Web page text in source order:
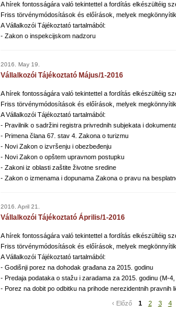
A hírek fontosságára való tekintettel a fordítás elkészültéig
Friss törvénymódosítások és előírások, melyek
A Vállalkozói Tájékoztató tartalmából:
- Zakon o inspekcijskom nadzoru
2016. May 19.
Vállalkozói Tájékoztató Május/1-2016
A hírek fontosságára való tekintettel a fordítás elkészültéig
Friss törvénymódosítások és előírások, melyek
A Vállalkozói Tájékoztató tartalmából:
- Pravilnik o sadržini registra privrednih subjekata i
- Primena člana 67. stav 4. Zakona o turizmu
- Novi Zakon o izvršenju i obezbeđenju
- Novi Zakon o opštem upravnom postupku
- Zakoni iz oblasti zaštite životne sredine
- Zakon o izmenama i dopunama Zakona o pravu na
2016. April 21.
Vállalkozói Tájékoztató Április/1-2016
A hírek fontosságára való tekintettel a fordítás elkészültéig
Friss törvénymódosítások és előírások, melyek
A Vállalkozói Tájékoztató tartalmából:
- Godišnji porez na dohodak građana za 2015. godinu
- Predaja podataka o stažu i zaradama za 2015. godinu (M-
- Porez na dobit po odbitku na prihode nerezidentnih pravnih
‹ Előző 1 2 3 4